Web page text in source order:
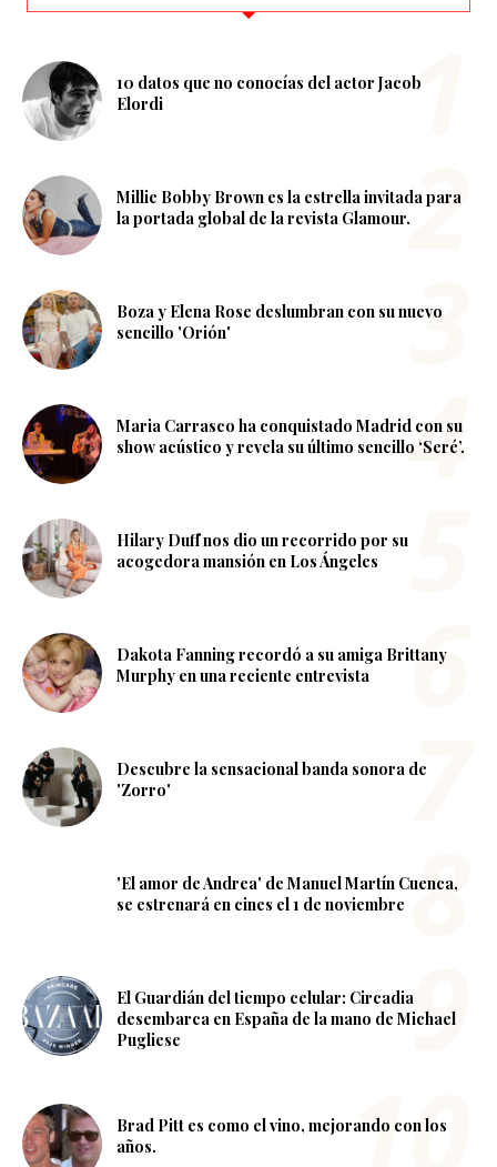
10 datos que no conocías del actor Jacob
Elordi
Millie Bobby Brown es la estrella invitada para
la portada global de la revista Glamour.
Boza y Elena Rose deslumbran con su nuevo
sencillo 'Orión'
Maria Carrasco ha conquistado Madrid con su
show acústico y revela su último sencillo ‘Seré’.
Hilary Duff nos dio un recorrido por su
acogedora mansión en Los Ángeles
Dakota Fanning recordó a su amiga Brittany
Murphy en una reciente entrevista
Descubre la sensacional banda sonora de
'Zorro'
'El amor de Andrea' de Manuel Martín Cuenca,
se estrenará en cines el 1 de noviembre
El Guardián del tiempo celular: Circadia
desembarca en España de la mano de Michael
Pugliese
Brad Pitt es como el vino, mejorando con los
años.